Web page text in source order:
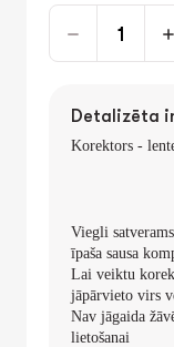
Detalizēta
Korektors -
Viegli
īpaša sausa
Lai veiktu
jāpārvieto virs
Nav jāgaida
lietošanai